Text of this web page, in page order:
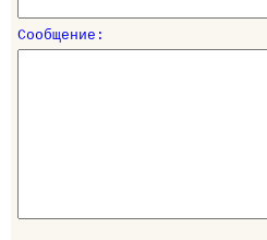
Сообщение: